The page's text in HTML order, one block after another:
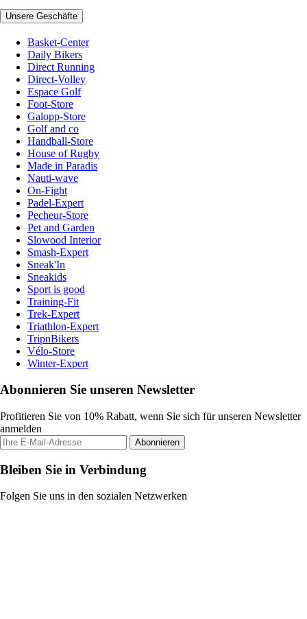
Unsere Geschäfte
Basket-Center
Daily Bikers
Direct Running
Direct-Volley
Espace Golf
Foot-Store
Galopp-Store
Golf and co
Handball-Store
House of Rugby
Made in Paradis
Nauti-wave
On-Fight
Padel-Expert
Pecheur-Store
Pet and Garden
Slowood Interior
Smash-Expert
Sneak'In
Sneakids
Sport is good
Training-Fit
Trek-Expert
Triathlon-Expert
TripnBikers
Vélo-Store
Winter-Expert
Abonnieren Sie unseren Newsletter
Profitieren Sie von 10% Rabatt, wenn Sie sich für unseren Newsletter
anmelden
Abonnieren
Bleiben Sie in Verbindung
Folgen Sie uns in den sozialen Netzwerken